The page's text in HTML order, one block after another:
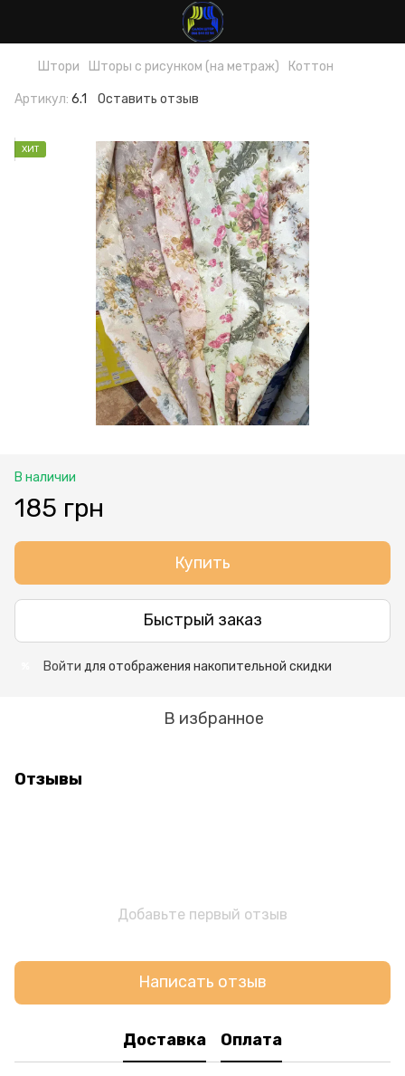
Штори Шторы с рисунком (на метраж) Коттон
Артикул: 6.1 Оставить отзыв
ХИТ
В наличии
185 грн
Купить
Быстрый заказ
Войти для отображения накопительной скидки
В избранное
Отзывы
Добавьте первый отзыв
Написать отзыв
Доставка Оплата